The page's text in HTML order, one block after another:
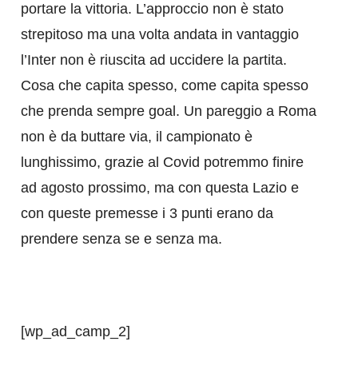
portare la vittoria. L’approccio non è stato
strepitoso ma una volta andata in vantaggio
l’Inter non è riuscita ad uccidere la partita.
Cosa che capita spesso, come capita spesso
che prenda sempre goal. Un pareggio a Roma
non è da buttare via, il campionato è
lunghissimo, grazie al Covid potremmo finire
ad agosto prossimo, ma con questa Lazio e
con queste premesse i 3 punti erano da
prendere senza se e senza ma.
[wp_ad_camp_2]